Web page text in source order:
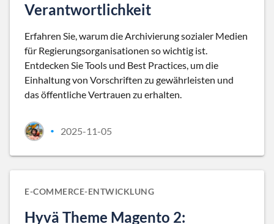
Verantwortlichkeit
Erfahren Sie, warum die Archivierung sozialer Medien
für Regierungsorganisationen so wichtig ist.
Entdecken Sie Tools und Best Practices, um die
Einhaltung von Vorschriften zu gewährleisten und
das öffentliche Vertrauen zu erhalten.
• 2025-11-05
E-COMMERCE-ENTWICKLUNG
Hyvä Theme Magento 2: